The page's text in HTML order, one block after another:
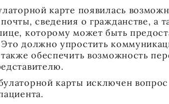
карте появилась
сведения о гражданстве, а
которому может быть
должно упростить
обеспечить возможность
карты исключен вопрос